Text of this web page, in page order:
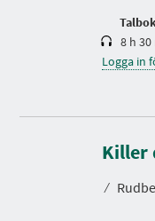
8 h
Logga in
Killer
⁄
S
e
l
i